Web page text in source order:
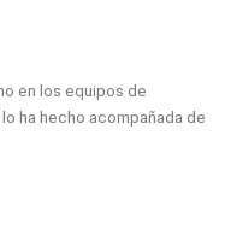
en los equipos de
ha hecho acompañada de